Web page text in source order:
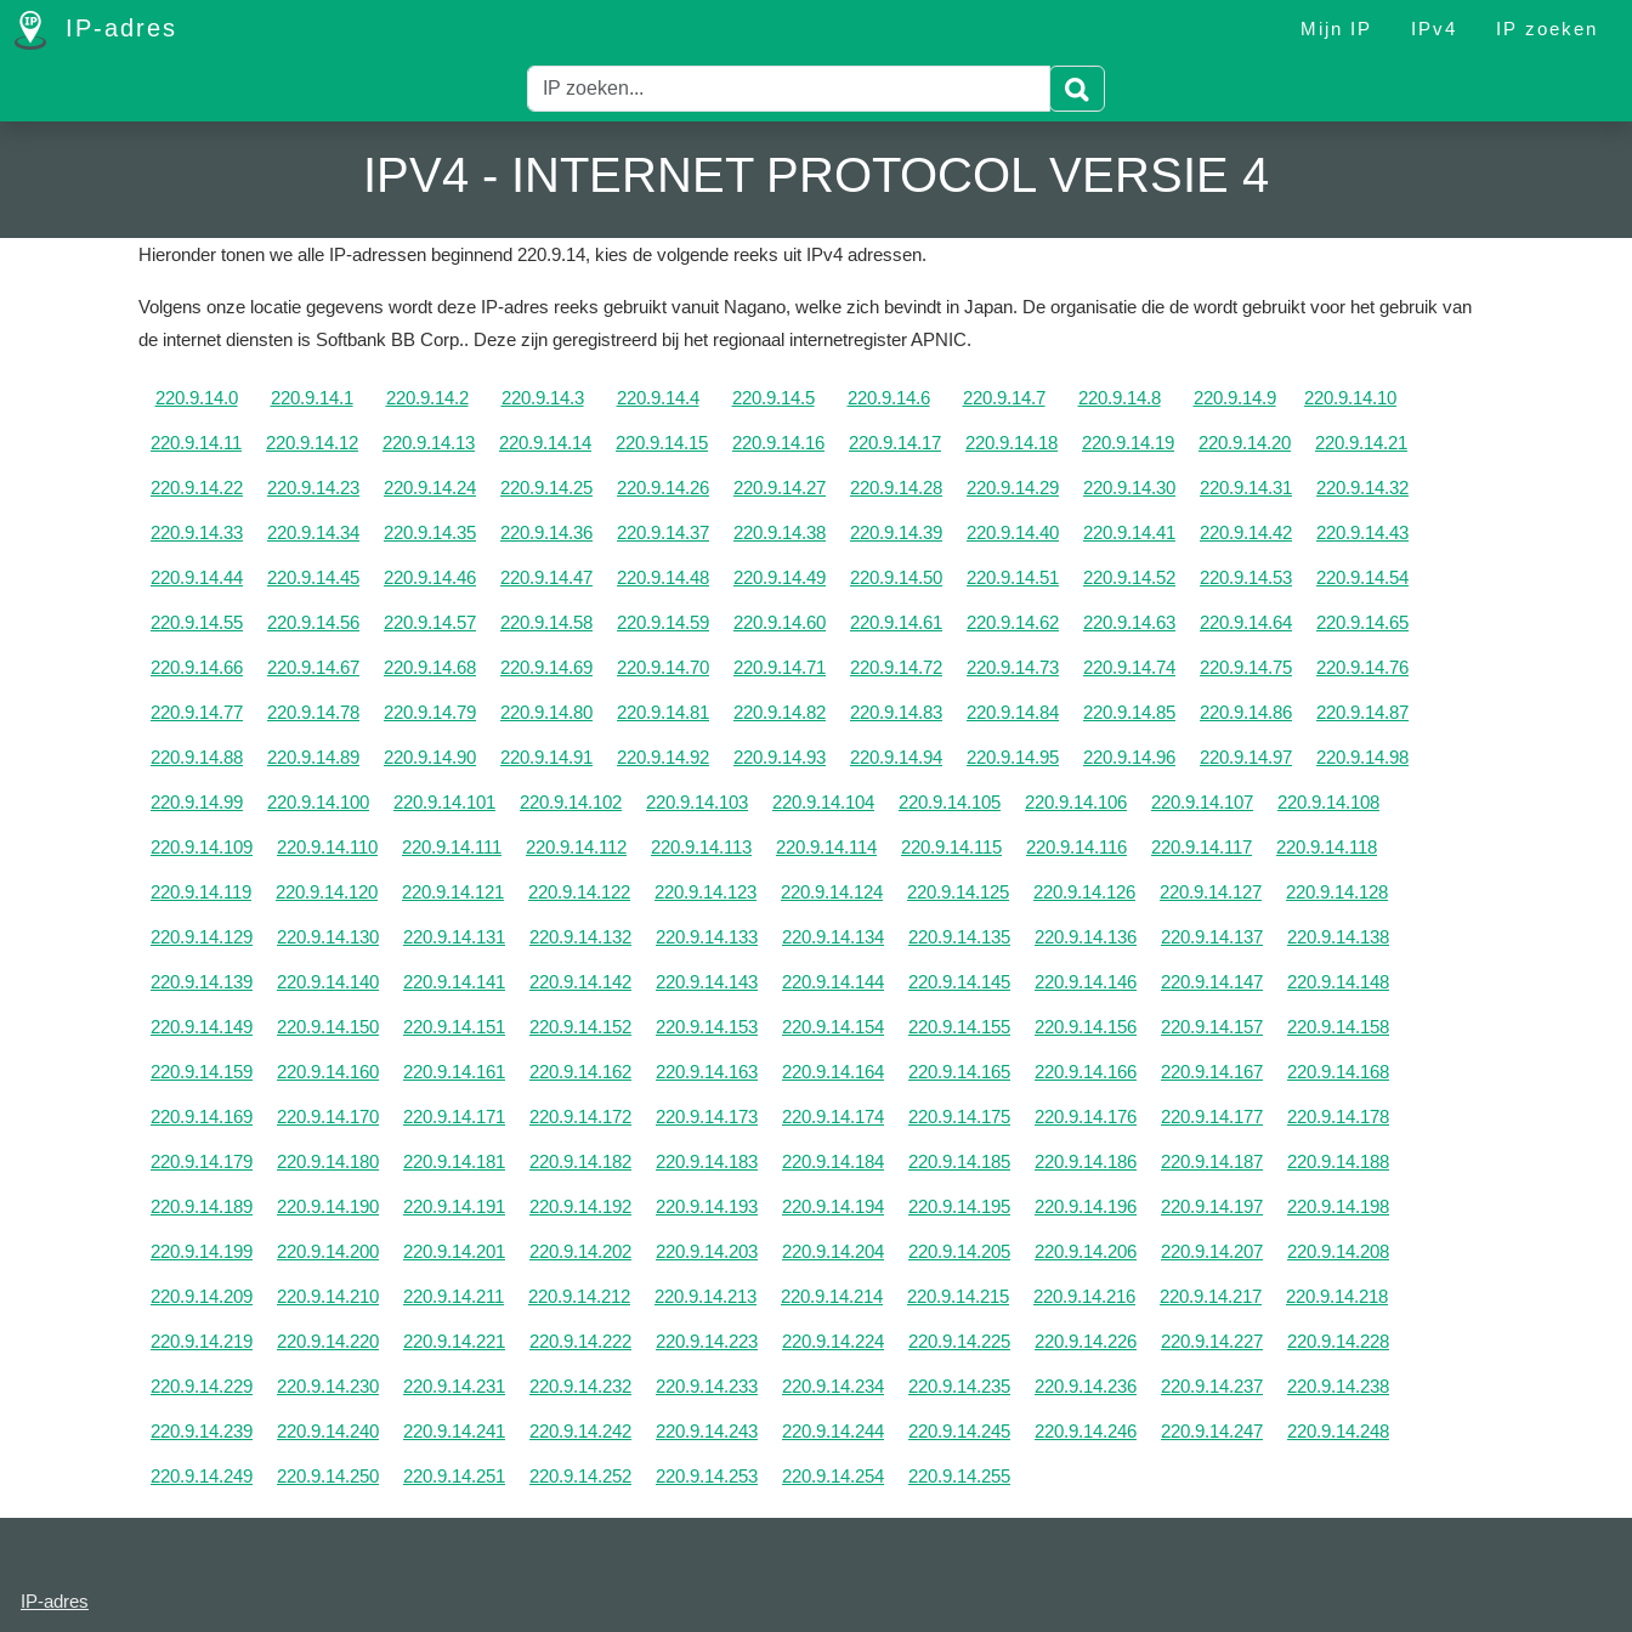
IP-adres Mijn IP IPv4 IP zoeken
IPV4 - INTERNET PROTOCOL VERSIE 4
Hieronder tonen we alle IP-adressen beginnend 220.9.14, kies de volgende reeks uit IPv4 adressen.
Volgens onze locatie gegevens wordt deze IP-adres reeks gebruikt vanuit Nagano, welke zich bevindt in Japan. De organisatie die de wordt gebruikt voor het gebruik van
de internet diensten is Softbank BB Corp.. Deze zijn geregistreerd bij het regionaal internetregister APNIC.
220.9.14.0 220.9.14.1 220.9.14.2 220.9.14.3 220.9.14.4 220.9.14.5 220.9.14.6 220.9.14.7 220.9.14.8 220.9.14.9 220.9.14.10
220.9.14.11 220.9.14.12 220.9.14.13 220.9.14.14 220.9.14.15 220.9.14.16 220.9.14.17 220.9.14.18 220.9.14.19 220.9.14.20 220.9.14.21
220.9.14.22 220.9.14.23 220.9.14.24 220.9.14.25 220.9.14.26 220.9.14.27 220.9.14.28 220.9.14.29 220.9.14.30 220.9.14.31 220.9.14.32
220.9.14.33 220.9.14.34 220.9.14.35 220.9.14.36 220.9.14.37 220.9.14.38 220.9.14.39 220.9.14.40 220.9.14.41 220.9.14.42 220.9.14.43
220.9.14.44 220.9.14.45 220.9.14.46 220.9.14.47 220.9.14.48 220.9.14.49 220.9.14.50 220.9.14.51 220.9.14.52 220.9.14.53 220.9.14.54
220.9.14.55 220.9.14.56 220.9.14.57 220.9.14.58 220.9.14.59 220.9.14.60 220.9.14.61 220.9.14.62 220.9.14.63 220.9.14.64 220.9.14.65
220.9.14.66 220.9.14.67 220.9.14.68 220.9.14.69 220.9.14.70 220.9.14.71 220.9.14.72 220.9.14.73 220.9.14.74 220.9.14.75 220.9.14.76
220.9.14.77 220.9.14.78 220.9.14.79 220.9.14.80 220.9.14.81 220.9.14.82 220.9.14.83 220.9.14.84 220.9.14.85 220.9.14.86 220.9.14.87
220.9.14.88 220.9.14.89 220.9.14.90 220.9.14.91 220.9.14.92 220.9.14.93 220.9.14.94 220.9.14.95 220.9.14.96 220.9.14.97 220.9.14.98
220.9.14.99 220.9.14.100 220.9.14.101 220.9.14.102 220.9.14.103 220.9.14.104 220.9.14.105 220.9.14.106 220.9.14.107 220.9.14.108
220.9.14.109 220.9.14.110 220.9.14.111 220.9.14.112 220.9.14.113 220.9.14.114 220.9.14.115 220.9.14.116 220.9.14.117 220.9.14.118
220.9.14.119 220.9.14.120 220.9.14.121 220.9.14.122 220.9.14.123 220.9.14.124 220.9.14.125 220.9.14.126 220.9.14.127 220.9.14.128
220.9.14.129 220.9.14.130 220.9.14.131 220.9.14.132 220.9.14.133 220.9.14.134 220.9.14.135 220.9.14.136 220.9.14.137 220.9.14.138
220.9.14.139 220.9.14.140 220.9.14.141 220.9.14.142 220.9.14.143 220.9.14.144 220.9.14.145 220.9.14.146 220.9.14.147 220.9.14.148
220.9.14.149 220.9.14.150 220.9.14.151 220.9.14.152 220.9.14.153 220.9.14.154 220.9.14.155 220.9.14.156 220.9.14.157 220.9.14.158
220.9.14.159 220.9.14.160 220.9.14.161 220.9.14.162 220.9.14.163 220.9.14.164 220.9.14.165 220.9.14.166 220.9.14.167 220.9.14.168
220.9.14.169 220.9.14.170 220.9.14.171 220.9.14.172 220.9.14.173 220.9.14.174 220.9.14.175 220.9.14.176 220.9.14.177 220.9.14.178
220.9.14.179 220.9.14.180 220.9.14.181 220.9.14.182 220.9.14.183 220.9.14.184 220.9.14.185 220.9.14.186 220.9.14.187 220.9.14.188
220.9.14.189 220.9.14.190 220.9.14.191 220.9.14.192 220.9.14.193 220.9.14.194 220.9.14.195 220.9.14.196 220.9.14.197 220.9.14.198
220.9.14.199 220.9.14.200 220.9.14.201 220.9.14.202 220.9.14.203 220.9.14.204 220.9.14.205 220.9.14.206 220.9.14.207 220.9.14.208
220.9.14.209 220.9.14.210 220.9.14.211 220.9.14.212 220.9.14.213 220.9.14.214 220.9.14.215 220.9.14.216 220.9.14.217 220.9.14.218
220.9.14.219 220.9.14.220 220.9.14.221 220.9.14.222 220.9.14.223 220.9.14.224 220.9.14.225 220.9.14.226 220.9.14.227 220.9.14.228
220.9.14.229 220.9.14.230 220.9.14.231 220.9.14.232 220.9.14.233 220.9.14.234 220.9.14.235 220.9.14.236 220.9.14.237 220.9.14.238
220.9.14.239 220.9.14.240 220.9.14.241 220.9.14.242 220.9.14.243 220.9.14.244 220.9.14.245 220.9.14.246 220.9.14.247 220.9.14.248
220.9.14.249 220.9.14.250 220.9.14.251 220.9.14.252 220.9.14.253 220.9.14.254 220.9.14.255
IP-adres